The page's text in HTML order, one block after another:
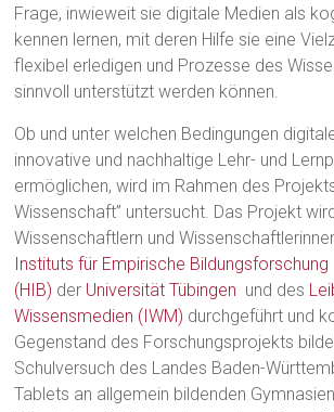
Frage, inwieweit sie digitale Medien als
kennen lernen, mit deren Hilfe sie eine
flexibel erledigen und Prozesse des
sinnvoll unterstützt werden können.
Ob und unter welchen Bedingungen
innovative und nachhaltige Lehr- und
ermöglichen, wird im Rahmen des
Wissenschaft” untersucht. Das Projekt
Wissenschaftlern und
Instituts für Empirische Bildungsforschung
(HIB) der Universität Tübingen und des
Wissensmedien (IWM) durchgeführt und
Gegenstand des Forschungsprojekts
Schulversuch des Landes Baden-
Tablets an allgemein bildenden